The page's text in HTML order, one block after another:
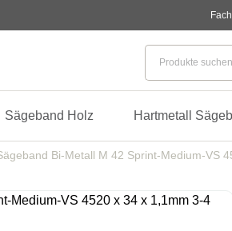
Sägeband Holz Hartmetall
Bi-Metall M 42 Sprint-Medium-VS